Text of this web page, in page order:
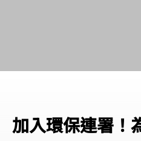
加入環保連署！